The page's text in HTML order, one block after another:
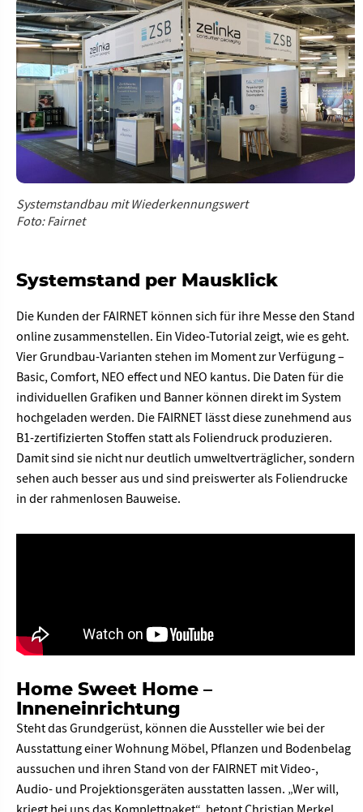
Systemstandbau mit Wiederkennungswert
Foto: Fairnet
Systemstand per Mausklick
Die Kunden der FAIRNET können sich für ihre Messe den Stand
online zusammenstellen. Ein Video-Tutorial zeigt, wie es geht.
Vier Grundbau-Varianten stehen im Moment zur Verfügung –
Basic, Comfort, NEO effect und NEO kantus. Die Daten für die
individuellen Grafiken und Banner können direkt im System
hochgeladen werden. Die FAIRNET lässt diese zunehmend aus
B1-zertifizierten Stoffen statt als Foliendruck produzieren.
Damit sind sie nicht nur deutlich umweltverträglicher, sondern
sehen auch besser aus und sind preiswerter als Foliendrucke
in der rahmenlosen Bauweise.
Home Sweet Home –
Inneneinrichtung
Steht das Grundgerüst, können die Aussteller wie bei der
Ausstattung einer Wohnung Möbel, Pflanzen und Bodenbelag
aussuchen und ihren Stand von der FAIRNET mit Video-,
Audio- und Projektionsgeräten ausstatten lassen. „Wer will,